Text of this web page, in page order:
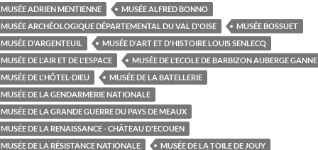
MUSÉE ADRIEN MENTIENNE
MUSÉE ALFRED BONNO
MUSÉE ARCHÉOLOGIQUE DÉPARTEMENTAL DU VAL D'OISE
MUSÉE BOSSUET
MUSÉE D'ARGENTEUIL
MUSÉE D'ART ET D'HISTOIRE LOUIS SENLECQ
MUSÉE DE L'AIR ET DE L'ESPACE
MUSÉE DE L'ECOLE DE BARBIZON AUBERGE GANNE
MUSÉE DE L'HÔTEL-DIEU
MUSÉE DE LA BATELLERIE
MUSÉE DE LA GENDARMERIE NATIONALE
MUSÉE DE LA GRANDE GUERRE DU PAYS DE MEAUX
MUSÉE DE LA RENAISSANCE - CHÂTEAU D'ECOUEN
MUSÉE DE LA RÉSISTANCE NATIONALE
MUSÉE DE LA TOILE DE JOUY